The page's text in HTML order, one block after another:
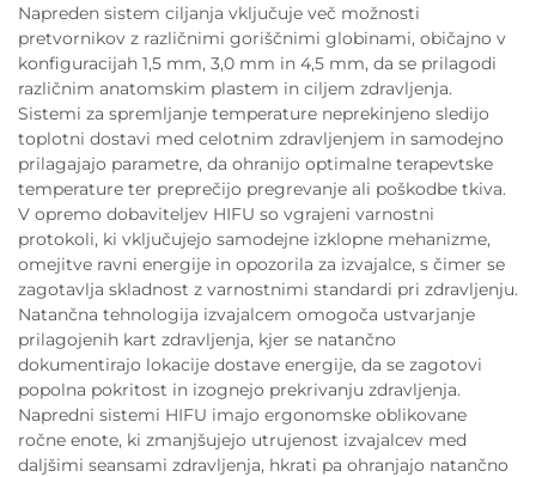
Napreden sistem ciljanja vključuje več možnosti
pretvornikov z različnimi goriščnimi globinami, običajno v
konfiguracijah 1,5 mm, 3,0 mm in 4,5 mm, da se prilagodi
različnim anatomskim plastem in ciljem zdravljenja.
Sistemi za spremljanje temperature neprekinjeno sledijo
toplotni dostavi med celotnim zdravljenjem in samodejno
prilagajajo parametre, da ohranijo optimalne terapevtske
temperature ter preprečijo pregrevanje ali poškodbe tkiva.
V opremo dobaviteljev HIFU so vgrajeni varnostni
protokoli, ki vključujejo samodejne izklopne mehanizme,
omejitve ravni energije in opozorila za izvajalce, s čimer se
zagotavlja skladnost z varnostnimi standardi pri zdravljenju.
Natančna tehnologija izvajalcem omogoča ustvarjanje
prilagojenih kart zdravljenja, kjer se natančno
dokumentirajo lokacije dostave energije, da se zagotovi
popolna pokritost in izognejo prekrivanju zdravljenja.
Napredni sistemi HIFU imajo ergonomske oblikovane
ročne enote, ki zmanjšujejo utrujenost izvajalcev med
daljšimi seansami zdravljenja, hkrati pa ohranjajo natančno